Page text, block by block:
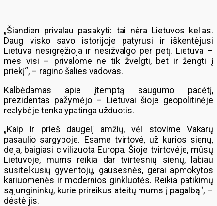
„Šiandien privalau pasakyti: tai nėra Lietuvos kelias.
Daug visko savo istorijoje patyrusi ir iškentėjusi
Lietuva nesigręžioja ir nesižvalgo per petį. Lietuva –
mes visi – privalome ne tik žvelgti, bet ir žengti į
priekį“, – ragino šalies vadovas.
Kalbėdamas apie įtemptą saugumo padėtį,
prezidentas pažymėjo – Lietuvai šioje geopolitinėje
realybėje tenka ypatinga užduotis.
„Kaip ir prieš daugelį amžių, vėl stovime Vakarų
pasaulio sargyboje. Esame tvirtovė, už kurios sienų,
deja, baigiasi civilizuota Europa. Šioje tvirtovėje, mūsų
Lietuvoje, mums reikia dar tvirtesnių sienų, labiau
susitelkusių gyventojų, gausesnės, gerai apmokytos
kariuomenės ir modernios ginkluotės. Reikia patikimų
sąjungininkų, kurie prireikus ateitų mums į pagalbą“, –
dėstė jis.